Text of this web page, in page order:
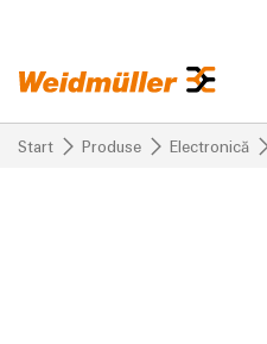
Start Produse Electronică